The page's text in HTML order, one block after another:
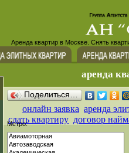
Аренда квартир в Москве. Снять
аренда
Поделиться…
онлайн заявка аренда
сдать квартиру договор
Метро: